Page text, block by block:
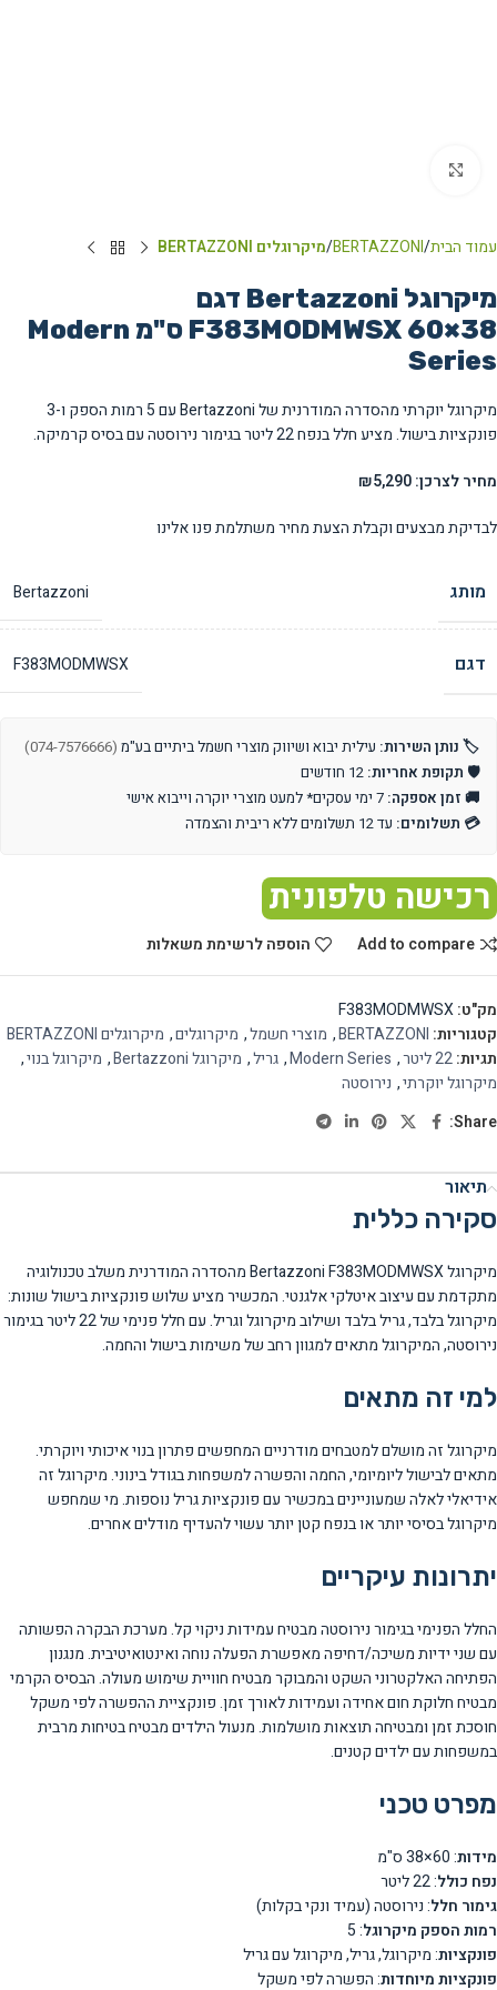
עמוד הבית BERTAZZONI מיקרוגלים BERTAZZONI
מיקרוגל Bertazzoni דגם
F383MODMWSX 60×38 ס"מ Modern
Series
מיקרוגל יוקרתי מהסדרה המודרנית של Bertazzoni עם 5 רמות הספק ו-3
פונקציות בישול. מציע חלל בנפח 22 ליטר בגימור נירוסטה עם בסיס קרמיקה.
מחיר לצרכן: ₪5,290
לבדיקת מבצעים וקבלת הצעת מחיר משתלמת פנו אלינו
מותג Bertazzoni
דגם F383MODMWSX
🏷️ נותן השירות: עילית יבוא ושיווק מוצרי חשמל ביתיים בע"מ (074-7576666)
🛡️ תקופת אחריות:
🚚 זמן אספקה:
💳 תשלומים: עד 12 תשלומים ללא ריבית והצמדה
רכישה טלפונית
Add to compare הוספה לרשימת משאלות
מק"ט:F383MODMWSX
קטגוריות: BERTAZZONI
, מוצרי חשמל, מיקרוגלים, מיקרוגלים BERTAZZONI
תגיות:22 ליטר ,
Modern Series
, גריל, מיקרוגל Bertazzoni , מיקרוגל בנוי,
מיקרוגל יוקרתי, נירוסטה
Share:
תיאור
סקירה כללית
מיקרוגל Bertazzoni F383MODMWSX מהסדרה המודרנית משלב טכנולוגיה
מתקדמת עם עיצוב איטלקי אלגנטי. המכשיר מציע שלוש פונקציות בישול שונות:
מיקרוגל בלבד, גריל בלבד ושילוב מיקרוגל וגריל. עם חלל פנימי של 22 ליטר בגימור
נירוסטה, המיקרוגל מתאים למגוון רחב של משימות בישול והחמה.
למי זה מתאים
מיקרוגל זה מושלם למטבחים מודרניים המחפשים פתרון בנוי איכותי ויוקרתי.
מתאים לבישול ליומיומי, החמה והפשרה למשפחות בגודל בינוני. מיקרוגל זה
אידיאלי לאלה שמעוניינים במכשיר עם פונקציות גריל נוספות. מי שמחפש
מיקרוגל בסיסי יותר או בנפח קטן יותר עשוי להעדיף מודלים אחרים.
יתרונות עיקריים
החלל הפנימי בגימור נירוסטה מבטיח עמידות ניקוי קל. מערכת הבקרה הפשותה
עם שני ידיות משיכה/דחיפה מאפשרת הפעלה נוחה ואינטואיטיבית. מנגנון
הפתיחה האלקטרוני השקט והמבוקר מבטיח חוויית שימוש מעולה. הבסיס הקרמי
מבטיח חלוקת חום אחידה ועמידות לאורך זמן. פונקציית ההפשרה לפי משקל
חוסכת זמן ומבטיחה תוצאות מושלמות. מנעול הילדים מבטיח בטיחות מרבית
במשפחות עם ילדים קטנים.
מפרט טכני
מידות: 60×38 ס"מ
נפח כולל: 22 ליטר
גימור חלל: נירוסטה (עמיד ונקי בקלות)
רמות הספק מיקרוגל: 5
פונקציות: מיקרוגל, גריל, מיקרוגל עם גריל
פונקציות מיוחדות: הפשרה לפי משקל